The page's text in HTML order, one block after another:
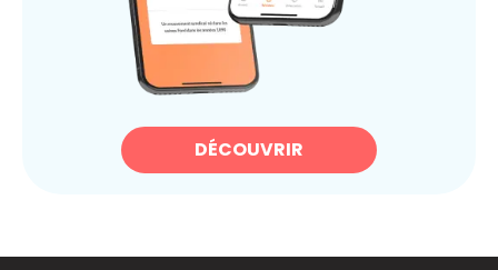
DÉCOUVRIR